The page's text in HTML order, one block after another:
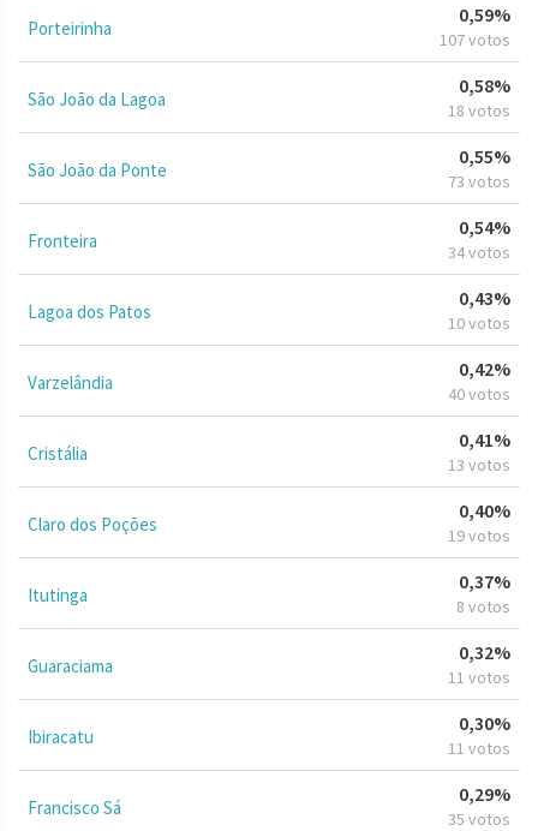
Porteirinha
0,59%
107 votos
São João da Lagoa
0,58%
18 votos
São João da Ponte
0,55%
73 votos
Fronteira
0,54%
34 votos
Lagoa dos Patos
0,43%
10 votos
Varzelândia
0,42%
40 votos
Cristália
0,41%
13 votos
Claro dos Poções
0,40%
19 votos
Itutinga
0,37%
8 votos
Guaraciama
0,32%
11 votos
Ibiracatu
0,30%
11 votos
Francisco Sá
0,29%
35 votos